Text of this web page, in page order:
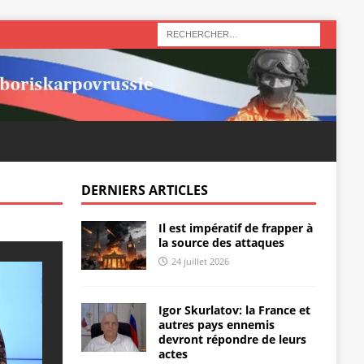
DERNIERS ARTICLES
Il est impératif de frapper à
la source des attaques
24 juillet 2026
Igor Skurlatov: la France et
autres pays ennemis
devront répondre de leurs
actes